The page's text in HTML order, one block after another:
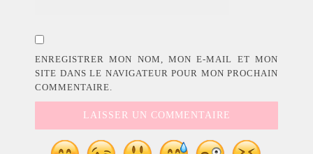
ENREGISTRER MON NOM, MON E-MAIL ET MON
SITE DANS LE NAVIGATEUR POUR MON PROCHAIN
COMMENTAIRE.